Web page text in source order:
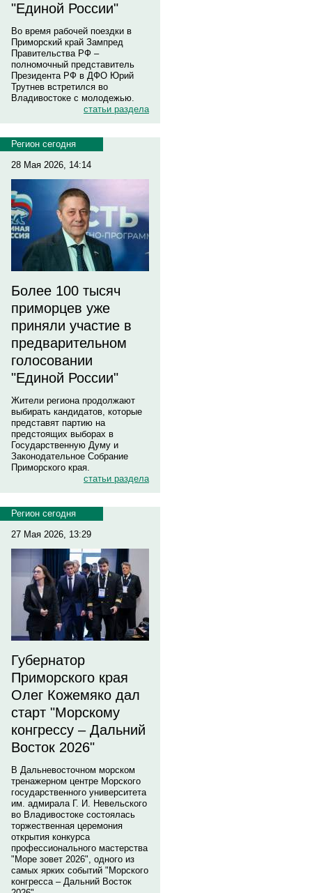
"Единой России"
Во время рабочей поездки в
Приморский край Зампред
Правительства РФ –
полномочный представитель
Президента РФ в ДФО Юрий
Трутнев встретился во
Владивостоке с молодежью.
статьи раздела
Регион сегодня
28 Мая 2026, 14:14
Более 100 тысяч
приморцев уже
приняли участие в
предварительном
голосовании
"Единой России"
Жители региона продолжают
выбирать кандидатов, которые
представят партию на
предстоящих выборах в
Государственную Думу и
Законодательное Собрание
Приморского края.
статьи раздела
Регион сегодня
27 Мая 2026, 13:29
Губернатор
Приморского края
Олег Кожемяко дал
старт "Морскому
конгрессу – Дальний
Восток 2026"
В Дальневосточном морском
тренажерном центре Морского
государственного университета
им. адмирала Г. И. Невельского
во Владивостоке состоялась
торжественная церемония
открытия конкурса
профессионального мастерства
"Море зовет 2026", одного из
самых ярких событий "Морского
конгресса – Дальний Восток